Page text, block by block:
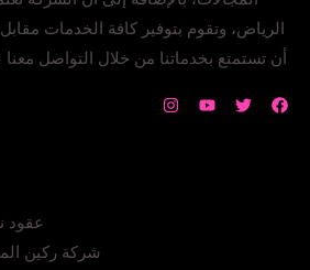
الرياض، وتقوم بتوفير كافة الخدمات
أن تستمتع بخدماتنا من خلال التواصل معنا على
عقود
شركة ركين